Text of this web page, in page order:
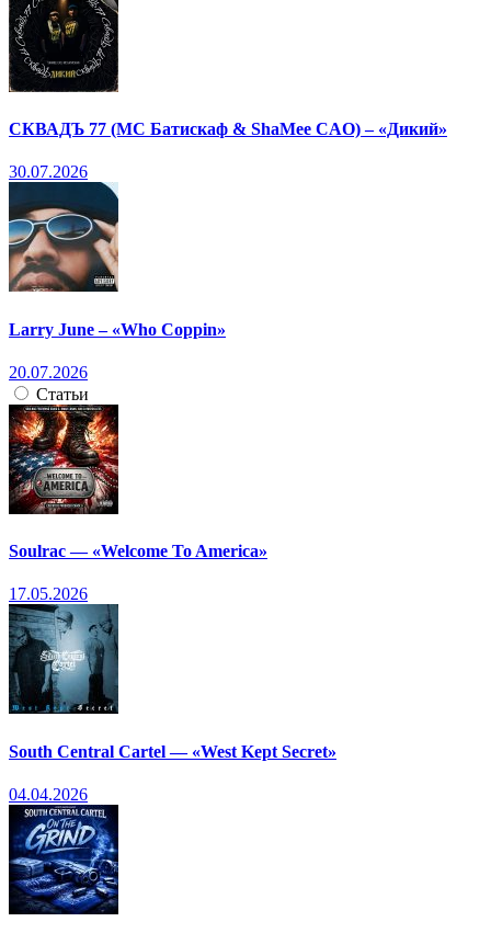
СКВАДЪ 77 (МС Батискаф & ShaMee CAO) – «Дикий»
30.07.2026
Larry June – «Who Coppin»
20.07.2026
Статьи
Soulrac — «Welcome To America»
17.05.2026
South Central Cartel — «West Kept Secret»
04.04.2026